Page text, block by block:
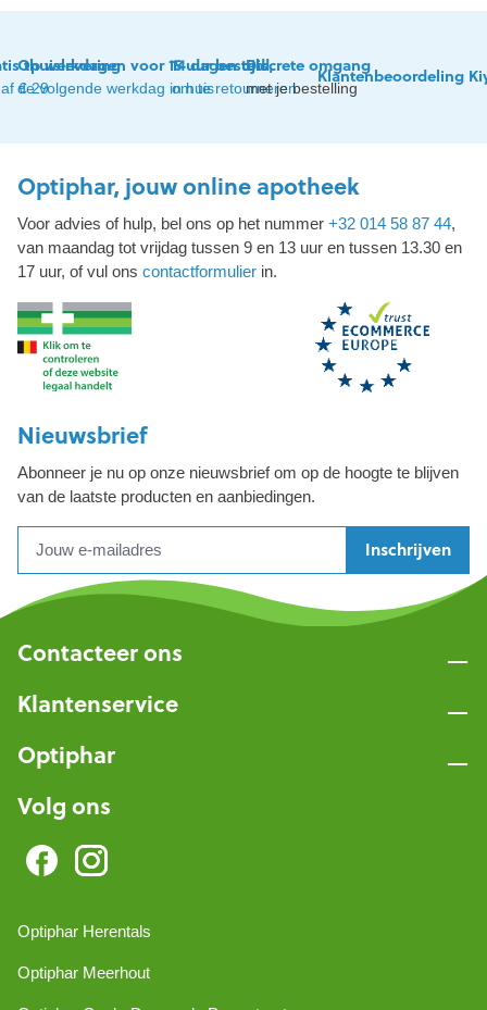
thuislevering
€ 29
Op werkdagen voor 15 uur besteld,
de volgende werkdag in huis
14 dagen tijd
om te retourneren
Discrete omgang
met je bestelling
Klantenbeoordeling
Optiphar, jouw online apotheek
Voor advies of hulp, bel ons op het nummer +32 014 58 87 44,
van maandag tot vrijdag tussen 9 en 13 uur en tussen 13.30 en
17 uur, of vul ons contactformulier in.
Nieuwsbrief
Abonneer je nu op onze nieuwsbrief om op de hoogte te blijven
van de laatste producten en aanbiedingen.
Inschrijven
Contacteer ons
Klantenservice
Optiphar
Volg ons
Optiphar Herentals
Optiphar Meerhout